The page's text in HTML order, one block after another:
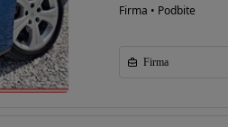
Firma • Podbite
Firma